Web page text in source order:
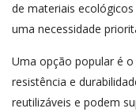
de materiais
uma necessidade
Uma opção popular é
resistência e
reutilizáveis e podem